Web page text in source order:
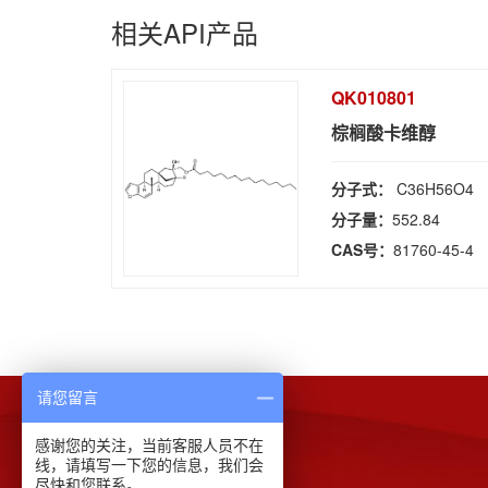
相关API产品
QK010801
棕榈酸卡维醇
分子式：C36H56O4
分子量：552.84
CAS号：81760-45-4
下载中心
请您留言
感谢您的关注，当前客服人员不在
线，请填写一下您的信息，我们会